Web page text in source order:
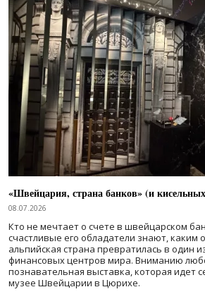
«Швейцария, страна банков» (и
08.07.2026
Кто не мечтает о счете в швейцарском
счастливые его обладатели знают, каким
альпийская страна превратилась в один
финансовых центров мира. Вниманию
познавательная выставка, которая идет
музее Швейцарии в Цюрихе.